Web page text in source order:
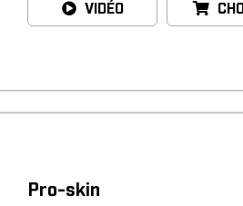
VIDÉO
Pro-skin